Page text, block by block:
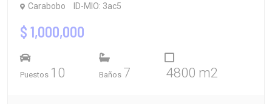
Carabobo ID-MIO: 3ac5
$ 1,000,000
Puestos 10 Baños 7 4800 m2